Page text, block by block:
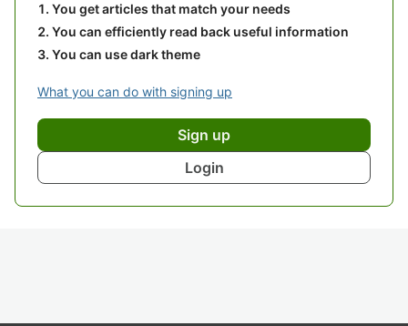
You get articles that match your needs
You can efficiently read back useful information
You can use dark theme
What you can do with signing up
Sign up
Login